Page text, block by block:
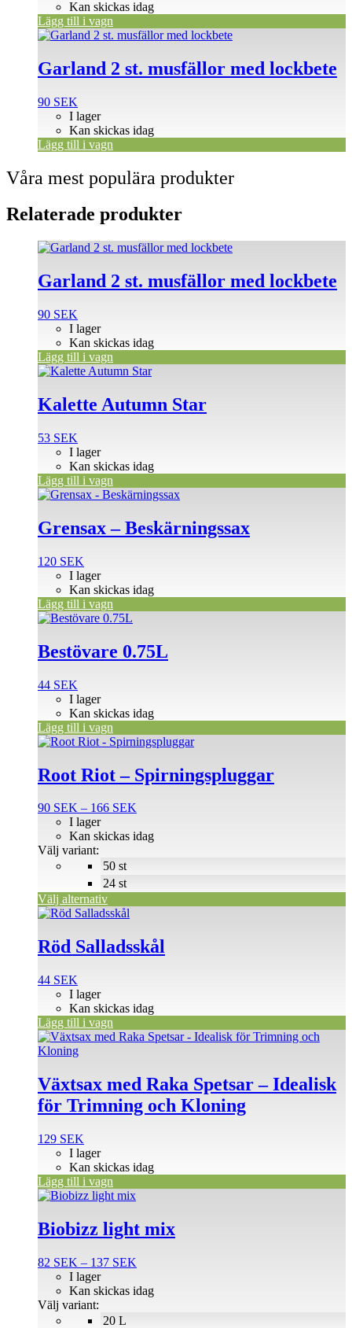
Kan skickas idag
Lägg till i vagn
Garland 2 st. musfällor med lockbete
90 SEK
I lager
Kan skickas idag
Lägg till i vagn
Våra mest populära produkter
Relaterade produkter
Garland 2 st. musfällor med lockbete
90 SEK
I lager
Kan skickas idag
Lägg till i vagn
Kalette Autumn Star
53 SEK
I lager
Kan skickas idag
Lägg till i vagn
Grensax – Beskärningssax
120 SEK
I lager
Kan skickas idag
Lägg till i vagn
Bestövare 0.75L
44 SEK
I lager
Kan skickas idag
Lägg till i vagn
Root Riot – Spirningspluggar
90 SEK – 166 SEK
till
50 st
24 st
I lager
Kan skickas idag
Välj variant:
Välj alternativ
Den
produkten
har
varianter.
olika
alternativen
på
produktsidan
Röd Salladsskål
44 SEK
I lager
Kan skickas idag
Lägg till i vagn
Växtsax med Raka Spetsar – Idealisk
för Trimning och Kloning
129 SEK
I lager
Kan skickas idag
Lägg till i vagn
Biobizz light mix
82 SEK – 137 SEK
till
20 L
I lager
Kan skickas idag
Välj variant:
Den
produkten
har
varianter.
olika
alternativen